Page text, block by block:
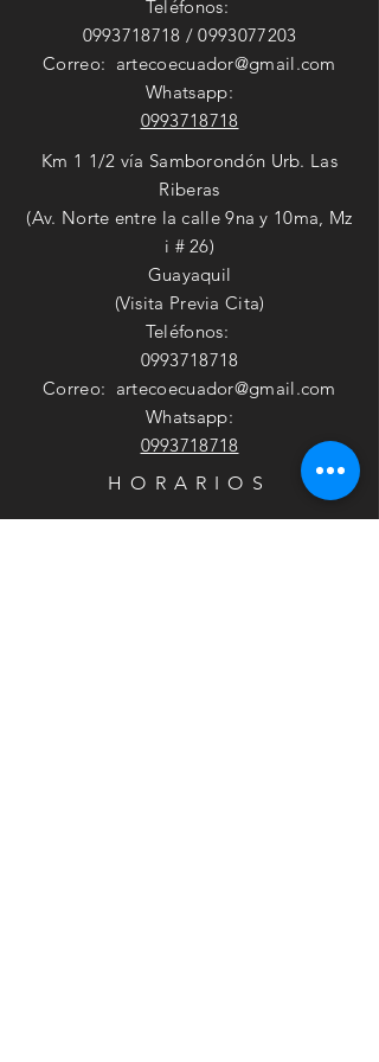
Teléfonos:
0993718718 /0993077203
Correo: artecoecuador@gmail.com
Whatsapp:
0993718718
Km 1 1/2 vía Samborondón Urb. Las
Riberas
(Av. Norte entre la calle 9na y 10ma, Mz
i # 26)
Guayaquil
(Visita Previa Cita)
Teléfonos:
0993718718
Correo: artecoecuador@gmail.com
Whatsapp:
0993718718
HORARIOS